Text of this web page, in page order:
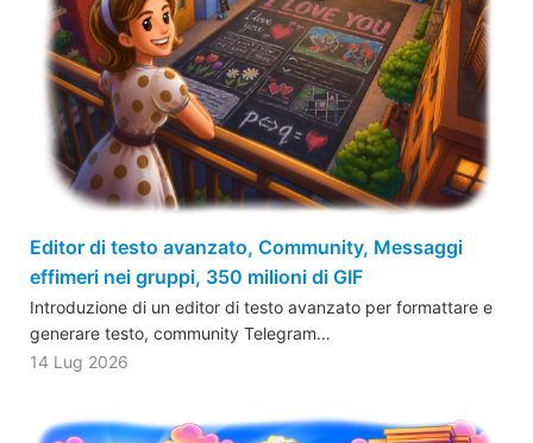
Editor di testo avanzato, Community, Messaggi
effimeri nei gruppi, 350 milioni di GIF
Introduzione di un editor di testo avanzato per formattare e
generare testo, community Telegram…
14 Lug 2026